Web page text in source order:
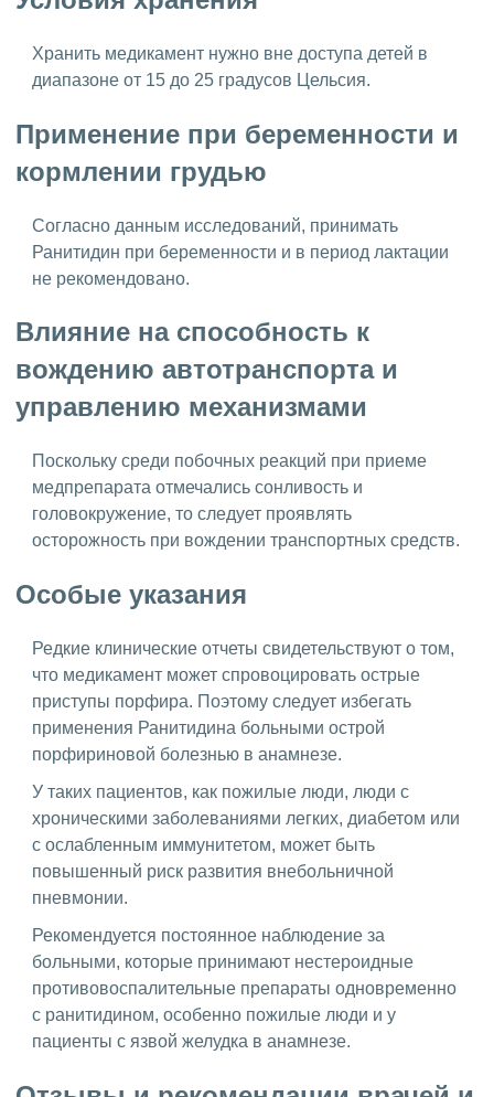
Хранить медикамент нужно вне доступа детей в
диапазоне от 15 до 25 градусов Цельсия.
Применение при беременности и
кормлении грудью
Согласно данным исследований, принимать
Ранитидин при беременности и в период лактации
не рекомендовано.
Влияние на способность к
вождению автотранспорта и
управлению механизмами
Поскольку среди побочных реакций при приеме
медпрепарата отмечались сонливость и
головокружение, то следует проявлять
осторожность при вождении транспортных средств.
Особые указания
Редкие клинические отчеты свидетельствуют о том,
что медикамент может спровоцировать острые
приступы порфира. Поэтому следует избегать
применения Ранитидина больными острой
порфириновой болезнью в анамнезе.
У таких пациентов, как пожилые люди, люди с
хроническими заболеваниями легких, диабетом или
с ослабленным иммунитетом, может быть
повышенный риск развития внебольничной
пневмонии.
Рекомендуется постоянное наблюдение за
больными, которые принимают нестероидные
противовоспалительные препараты одновременно
с ранитидином, особенно пожилые люди и у
пациенты с язвой желудка в анамнезе.